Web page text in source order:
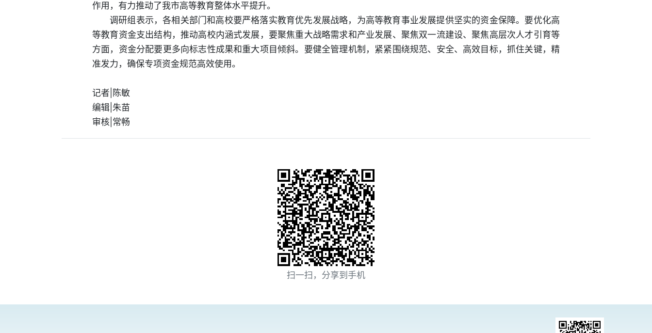
作用，有力推动了我市高等教育整体水平提升。
调研组表示，各相关部门和高校要严格落实教育优先发展战略，为高等教育事业发展提供坚实的资金保障。要优化高
等教育资金支出结构，推动高校内涵式发展，要聚焦重大战略需求和产业发展、聚焦双一流建设、聚焦高层次人才引育等
方面，资金分配要更多向标志性成果和重大项目倾斜。要健全管理机制，紧紧围绕规范、安全、高效目标，抓住关键，精
准发力，确保专项资金规范高效使用。
记者|陈敏
编辑|朱苗
审核|常畅
扫一扫，分享到手机